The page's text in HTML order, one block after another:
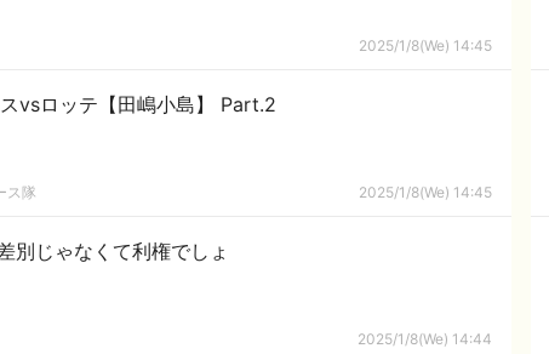
2025/1/8(We) 14:45
スvsロッテ【田嶋小島】 Part.2
ス隊 2025/1/8(We) 14:45
落差別なんてもうないでしょ | 差別じゃなくて利権でしょ
2025/1/8(We) 14:44